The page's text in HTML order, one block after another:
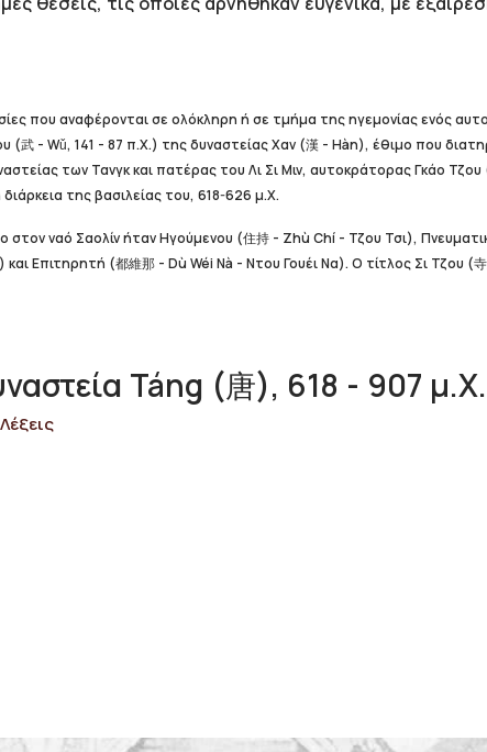
που αναφέρονται σε ολόκληρη ή σε τμήμα της ηγεμονίας ενός
- Wǔ, 141 - 87 π.Χ.) της δυναστείας Χαν (漢 - Hàn), έθιμο που
των Τανγκ και πατέρας του Λι Σι Μιν, αυτοκράτορας Γκάο
της βασιλείας του, 618-626 μ.Χ.
ναό Σαολίν ήταν Ηγούμενου (住持 - Zhù Chí - Τζου Τσι),
Επιτηρητή (都維那 - Dù Wéi Nà - Ντου Γουέι Να). Ο τίτλος Σι Τζου (
Táng (唐), 618 - 907 μ.Χ.